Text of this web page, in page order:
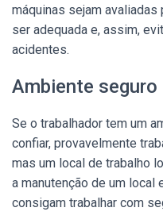
máquinas sejam
ser adequada e, assim,
acidentes.
Ambiente
Se o trabalhador tem um
confiar, provavelmente
mas um local de trabalho
a manutenção de um local
consigam trabalhar com